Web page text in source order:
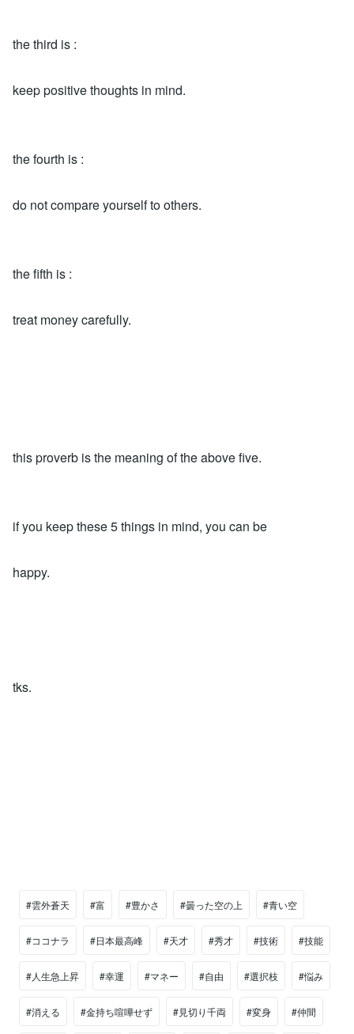
the third is :
keep positive thoughts in mind.
the fourth is :
do not compare yourself to others.
the fifth is :
treat money carefully.
this proverb is the meaning of the above five.
if you keep these 5 things in mind, you can be
happy.
tks.
#雲外蒼天 #富 #豊かさ #曇った空の上 #青い空
#ココナラ #日本最高峰 #天才 #秀才 #技術 #技能
#人生急上昇 #幸運 #マネー #自由 #選択枝 #悩み
#消える #金持ち喧嘩せず #見切り千両 #変身 #仲間